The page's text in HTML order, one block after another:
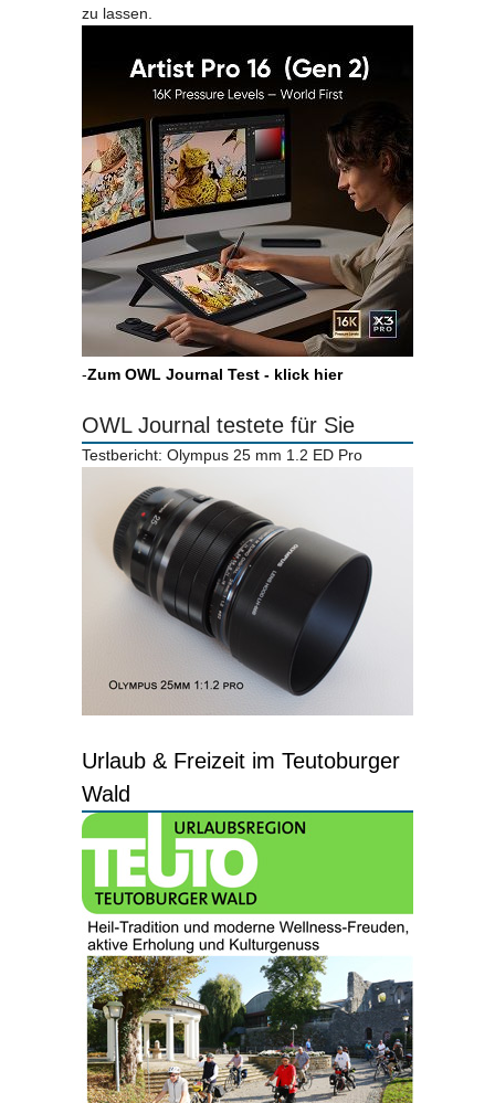
zu lassen.
-Zum OWL Journal Test - klick hier
OWL Journal testete für Sie
Testbericht: Olympus 25 mm 1.2 ED Pro
Urlaub & Freizeit im Teutoburger
Wald